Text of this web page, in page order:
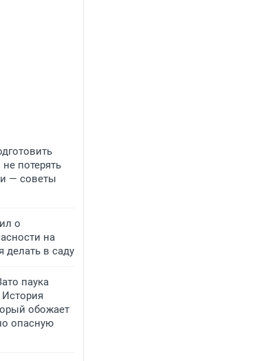
потерять
— советы
о
на
делать в саду
паука
обожает
опасную